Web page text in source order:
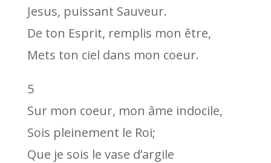
Jesus, puissant Sauveur.
De ton Esprit, remplis mon être,
Mets ton ciel dans mon coeur.
5
Sur mon coeur, mon âme indocile,
Sois pleinement le Roi;
Que je sois le vase d’argile